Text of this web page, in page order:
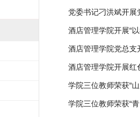
党委书记刁洪斌开
酒店管理学院开展“
酒店管理学院党总支
酒店管理学院开展红
学院三位教师荣获“
学院三位教师荣获“